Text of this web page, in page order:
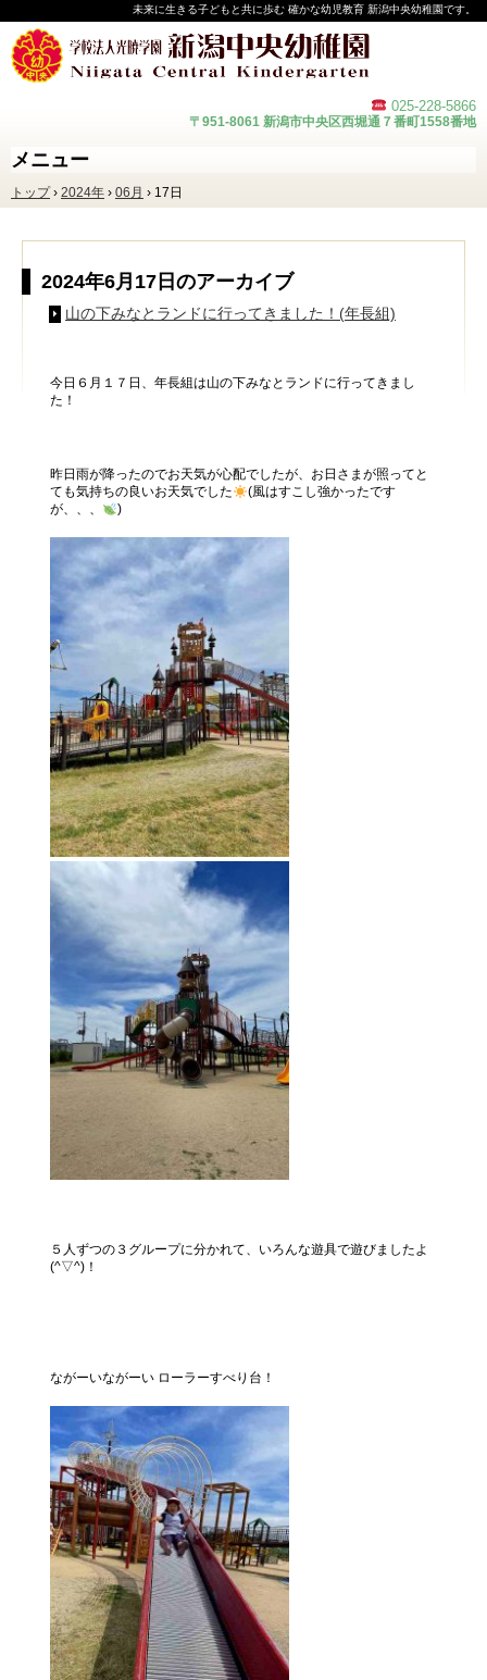
未来に生きる子どもと共に歩む 確かな幼児教育 新潟中央幼稚園です。
025-228-5866
〒951-8061 新潟市中央区西堀通７番町1558番地
メニュー
ン
へ
トップ › 2024年 › 06月 › 17日
2024年6月17日 のアーカイブ
山の下みなとランドに行ってきました！(年長組)
今日６月１７日、年長組は山の下みなとランドに行ってきまし
た！
昨日雨が降ったのでお天気が心配でしたが、お日さまが照ってと
ても気持ちの良いお天気でした
(風はすこし強かったです
が、、、
)
５人ずつの３グループに分かれて、いろんな遊具で遊びましたよ
(^▽^)！
ながーいながーい ローラーすべり台！